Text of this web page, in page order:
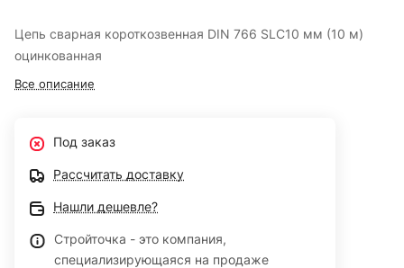
Цепь сварная короткозвенная DIN 766 SLC10 мм (10 м)
оцинкованная
Все описание
Под заказ
Рассчитать доставку
Нашли дешевле?
Стройточка - это компания,
специализирующаяся на продаже